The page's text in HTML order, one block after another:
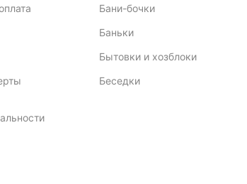
Бани-бочки
Баньки
Бытовки и хозблоки
Беседки